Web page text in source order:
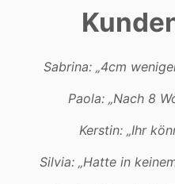
Sabrina: „4cm
Paola: „Nach 8
Kerstin: „Ihr
Silvia: „Hatte in